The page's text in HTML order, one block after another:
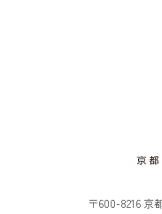
〒600-8216 京